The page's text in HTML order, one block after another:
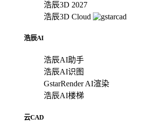
浩辰3D 2027
浩辰3D Cloud
浩辰AI
浩辰AI助手
浩辰AI识图
GstarRender AI渲染
浩辰AI楼梯
云CAD